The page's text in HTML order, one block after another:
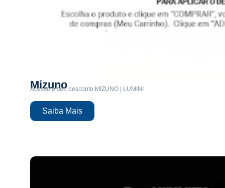
Mizuno
Acesse o seu desconto MIZUNO | LUMINI
Saiba Mais